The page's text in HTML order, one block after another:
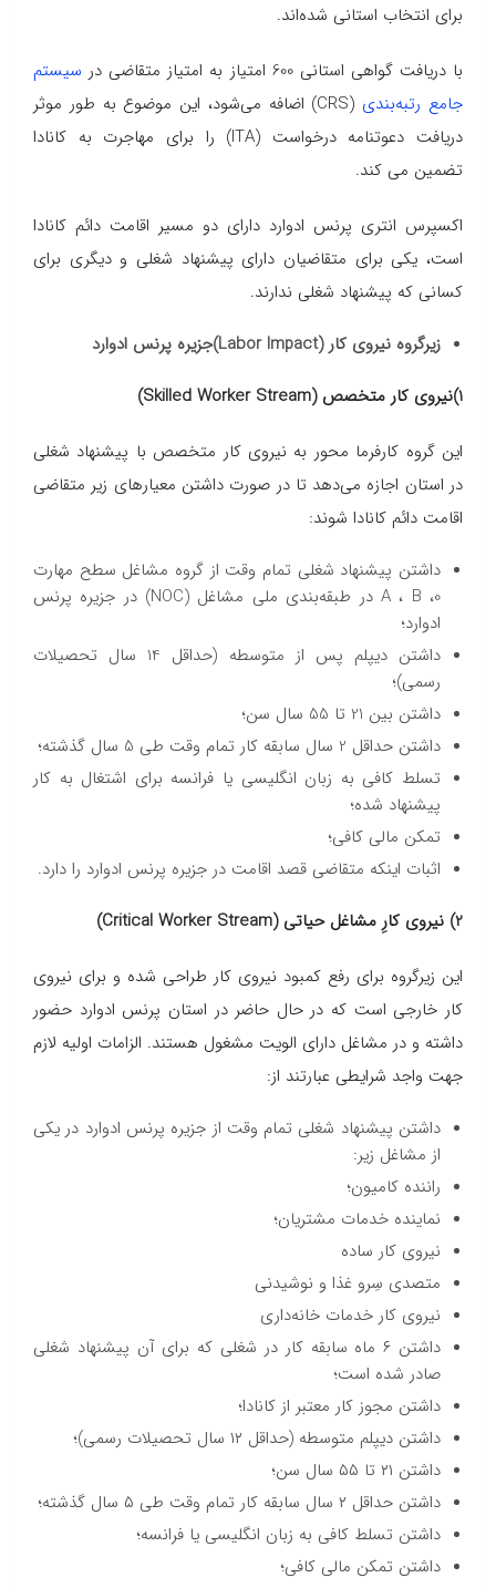
برای انتخاب استانی شده‌اند.
با دریافت گواهی استانی 600 امتیاز به امتیاز متقاضی در
سیستم
جامع رتبه‌بندی
(CRS) اضافه می‌شود، این موضوع به طور موثر
دریافت دعوتنامه درخواست (ITA) را برای مهاجرت به کانادا
تضمین می کند.
اکسپرس انتری پرنس ادوارد دارای دو مسیر اقامت دائم کانادا
است، یکی برای متقاضیان دارای پیشنهاد شغلی و دیگری برای
کسانی که پیشنهاد شغلی ندارند.
زیرگروه نیروی کار (Labor Impact)جزیره پرنس ادوارد
1)نیروی کار متخصص (Skilled Worker Stream)
این گروه کارفرما محور به نیروی کار متخصص با پیشنهاد شغلی
در استان اجازه می‌دهد تا در صورت داشتن معیارهای زیر متقاضی
اقامت دائم کانادا شوند:
داشتن پیشنهاد شغلی تمام وقت از گروه مشاغل سطح مهارت
0، A ، B در طبقه‌بندی ملی مشاغل (NOC) در جزیره پرنس
ادوارد؛
داشتن دیپلم پس از متوسطه (حداقل 14 سال تحصیلات
رسمی)؛
داشتن بین 21 تا 55 سال سن؛
داشتن حداقل 2 سال سابقه کار تمام وقت طی 5 سال گذشته؛
تسلط کافی به زبان انگلیسی یا فرانسه برای اشتغال به کار
پیشنهاد شده؛
تمکن مالی کافی؛
اثبات اینکه متقاضی قصد اقامت در جزیره پرنس ادوارد را دارد.
2) نیروی کارِ مشاغل حیاتی (Critical Worker Stream)
این زیرگروه برای رفع کمبود نیروی کار طراحی شده و برای نیروی
کار خارجی است که در حال حاضر در استان پرنس ادوارد حضور
داشته و در مشاغل دارای الویت مشغول هستند. الزامات اولیه لازم
جهت واجد شرایطی عبارتند از:
داشتن پیشنهاد شغلی تمام وقت از جزیره پرنس ادوارد در یکی
از مشاغل زیر:
راننده کامیون؛
نماینده خدمات مشتریان؛
نیروی کار ساده
متصدی سِرو غذا و نوشیدنی
نیروی کار خدمات خانه‌داری
داشتن ۶ ماه سابقه کار در شغلی که برای آن پیشنهاد شغلی
صادر شده است؛
داشتن مجوز کار معتبر از کانادا؛
داشتن دیپلم متوسطه (حداقل ۱۲ سال تحصیلات رسمی)؛
داشتن ۲۱ تا ۵۵ سال سن؛
داشتن حداقل ۲ سال سابقه کار تمام وقت طی ۵ سال گذشته؛
داشتن تسلط کافی به زبان انگلیسی یا فرانسه؛
داشتن تمکن مالی کافی؛